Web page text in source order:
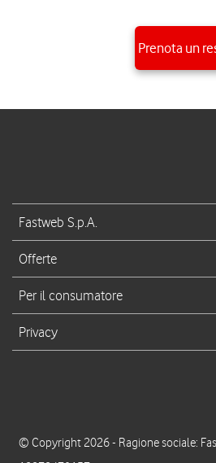
Prenota un
Fastweb S.p.A.
Offerte
Per il consumatore
Privacy
© Copyright 2026 - Ragione sociale: